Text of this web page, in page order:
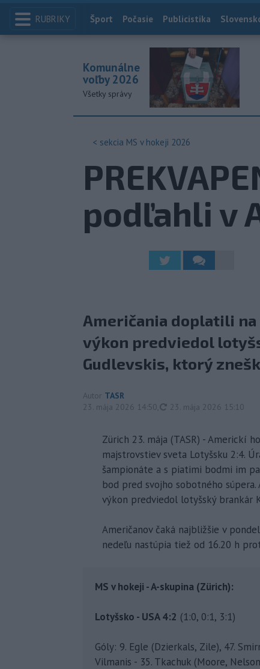
RUBRIKY Index
Šport Počasie Publicistika
Komunálne
voľby 2026
Všetky správy
< sekcia MS v hokeji 2026
podľahli v
Američania doplatili
výkon predviedol
Gudlevskis, ktorý
Autor TASR
23. mája 2026 14:50
aktualizované
23. mája 2026 15:10
Zürich 23. mája (TASR) - Americkí
majstrovstiev sveta Lotyšsku 2:4.
šampionáte a s piatimi bodmi im
bod pred svojho sobotného
výkon predviedol lotyšský brankár
Američanov čaká najbližšie v
nedeľu nastúpia tiež od 16.20 h
MS v hokeji - A-skupina (Zürich):
Lotyšsko - USA 4:2 (1:0, 0:1, 3:1)
Góly: 9. Egle (Dzierkals, Zile), 47.
Vilmanis - 35. Tkachuk (Moore,